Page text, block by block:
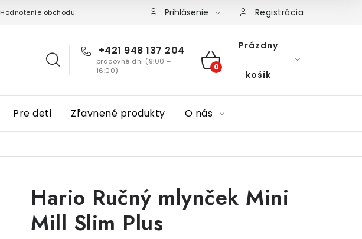
Hodnotenie obchodu Prihlásenie Registrácia
+421 948 137 204
pracovné dni (9:00 –
16:00)
NÁKUPNÝ
Prázdny
košík
Pre deti Zľavnené produkty O nás
Hario Ručný mlynček Mini
Mill Slim Plus